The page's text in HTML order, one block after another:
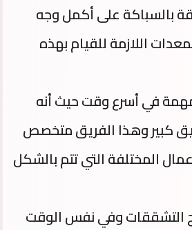
بالسباكة على أكمل وجه
اللازمة للقيام بهذه
في أسرع وقت حيث أنه
كبير وهذا الفريق متخصص
المختلفة التي تتم بالشكل
التشققات وفي نفس الوقت